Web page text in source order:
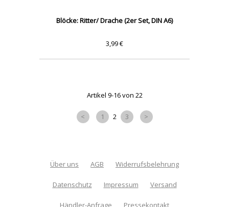
Blöcke: Ritter/ Drache (2er Set, DIN A6)
3,99 €
Artikel 9-16 von 22
< 1 2 3 >
Über uns AGB Widerrufsbelehrung
Datenschutz Impressum Versand
Händler-Anfrage Pressekontakt